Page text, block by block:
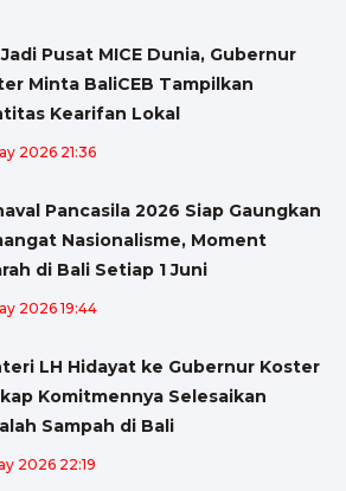
Pusat MICE Dunia, Gubernur
Minta BaliCEB Tampilkan
Kearifan Lokal
2026 21:36
Pancasila 2026 Siap Gaungkan
Nasionalisme, Moment
di Bali Setiap 1 Juni
2026 19:44
LH Hidayat ke Gubernur Koster
Komitmennya Selesaikan
Sampah di Bali
2026 22:19